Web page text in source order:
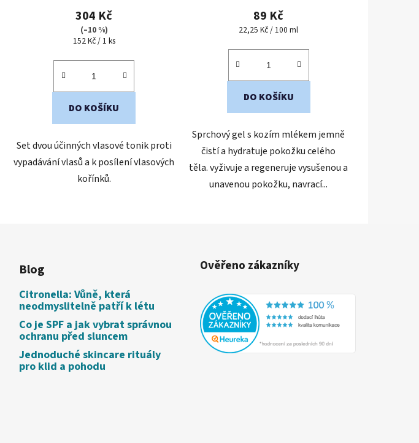
304 Kč
(–10 %)
Měrná
152 Kč / 1 ks
DO KOŠÍKU
Set dvou účinných vlasové tonik proti
vypadávání vlasů a k posílení vlasových
kořínků.
89 Kč
Měrná
22,25 Kč / 100 ml
DO KOŠÍKU
Sprchový gel s kozím mlékem jemně
čistí a hydratuje pokožku celého
těla. vyživuje a regeneruje vysušenou a
unavenou pokožku, navrací...
Blog
Citronella: Vůně, která
neodmyslitelně patří k létu
Co je SPF a jak vybrat správnou
ochranu před sluncem
Jednoduché skincare rituály
pro klid a pohodu
Ověřeno zákazníky